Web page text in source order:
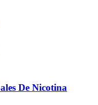
De Nicotina